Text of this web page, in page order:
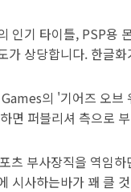
인기 타이틀, PSP용
가 상당합니다. 한글
의 '기어즈 오브
면 퍼블리셔 측으로
츠 부사장직을 역임
시사하는바가 꽤 클